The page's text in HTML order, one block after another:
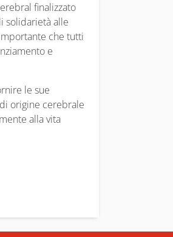
finalizzato
solidarietà alle
che tutti
e
le sue
origine cerebrale
alla vita